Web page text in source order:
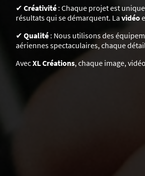
✔ Créativité : Chaque projet est
résultats qui se démarquent. La vidéo
✔ Qualité : Nous utilisons des
aériennes spectaculaires, chaque
AvecXL Créations, chaque image,